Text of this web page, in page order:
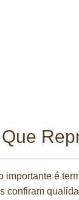
importante é
confiram